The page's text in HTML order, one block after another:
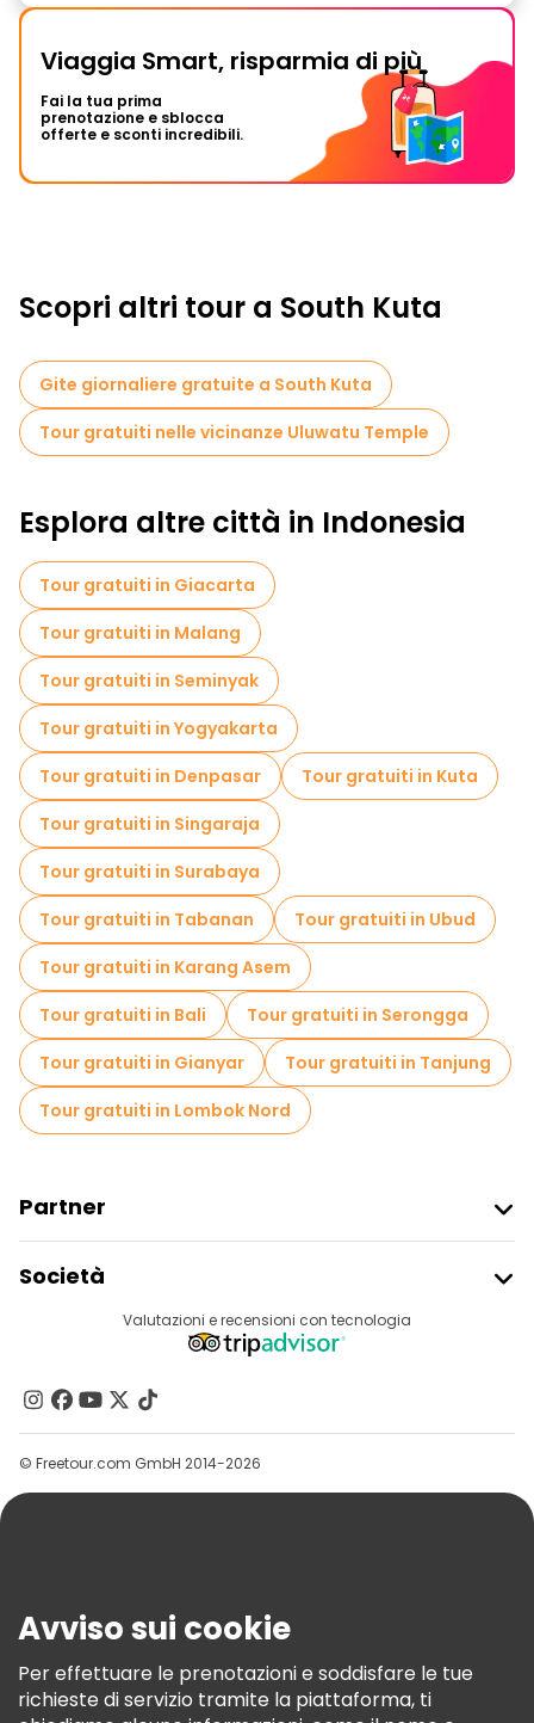
Viaggia Smart, risparmia di più
Fai la tua prima
prenotazione e sblocca
offerte e sconti incredibili.
Scopri altri tour a South Kuta
Gite giornaliere gratuite a South Kuta
Tour gratuiti nelle vicinanze Uluwatu Temple
Esplora altre città in Indonesia
Tour gratuiti in Giacarta
Tour gratuiti in Malang
Tour gratuiti in Seminyak
Tour gratuiti in Yogyakarta
Tour gratuiti in Denpasar
Tour gratuiti in Kuta
Tour gratuiti in Singaraja
Tour gratuiti in Surabaya
Tour gratuiti in Tabanan
Tour gratuiti in Ubud
Tour gratuiti in Karang Asem
Tour gratuiti in Bali
Tour gratuiti in Serongga
Tour gratuiti in Gianyar
Tour gratuiti in Tanjung
Tour gratuiti in Lombok Nord
Partner
Accesso Del Fornitore
Programma Di Affiliazione
Società
Destinazioni
Contattaci
Gruppi
Aiuto
Termini E Condizioni
Informativa Sui Cookie
Freetour Premi
Valutazioni e recensioni con tecnologia
© Freetour.com GmbH 2014-2026
Avviso sui cookie
Per effettuare le prenotazioni e soddisfare le tue
richieste di servizio tramite la piattaforma, ti